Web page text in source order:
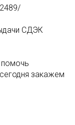
СДЭК
помочь
закажем